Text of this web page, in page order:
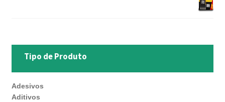
Tipo de Produto
Adesivos
Aditivos